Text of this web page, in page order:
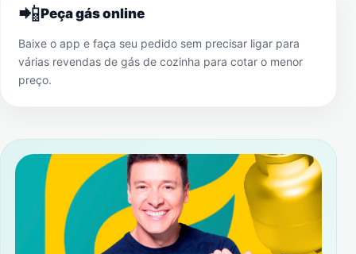
📲Peça gás online
Baixe o app e faça seu pedido sem precisar ligar para
várias revendas de gás de cozinha para cotar o menor
preço.